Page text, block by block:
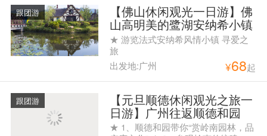
点
跟团游 【佛山休闲观光一日游】佛
山高明美的鹭湖安纳希小镇
纯玩1天游
★ 游览法式安纳希风情小镇 寻爱之
旅
出发地:广州
¥68起
跟团游 【元旦顺德休闲观光之旅一
日游】广州往返顺德和园
+天宝豪庭一天游
★ 1、顺德和园带你“赏岭南园林，品